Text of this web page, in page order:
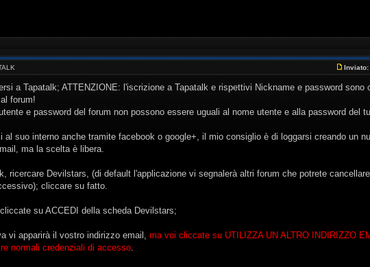
Inviato:
a Tapatalk; ATTENZIONE: l'iscrizione a Tapatalk e rispettivi Nickname e password sono
forum!
e password del forum non possono essere uguali al nome utente e alla password del
al suo interno anche tramite facebook o google+, il mio consiglio è di loggarsi creando un
ma la scelta è libera.
ricercare Devilstars, (di default l'applicazione vi segnalerà altri forum che potrete
cliccare su fatto.
su ACCEDI della scheda Devilstars;
vi apparirà il vostro indirizzo email, ma voi cliccate su UTILIZZA UN ALTRO INDIRIZZO
normali credenziali di accesso.